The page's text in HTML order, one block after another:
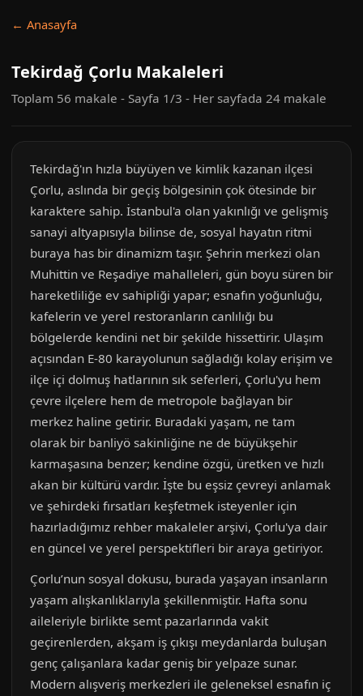
← Anasayfa
Tekirdağ Çorlu Makaleleri
Toplam 56 makale - Sayfa 1/3 - Her sayfada 24 makale
Tekirdağ'ın hızla büyüyen ve kimlik kazanan ilçesi
Çorlu, aslında bir geçiş bölgesinin çok ötesinde bir
karaktere sahip. İstanbul'a olan yakınlığı ve gelişmiş
sanayi altyapısıyla bilinse de, sosyal hayatın ritmi
buraya has bir dinamizm taşır. Şehrin merkezi olan
Muhittin ve Reşadiye mahalleleri, gün boyu süren bir
hareketliliğe ev sahipliği yapar; esnafın yoğunluğu,
kafelerin ve yerel restoranların canlılığı bu
bölgelerde kendini net bir şekilde hissettirir. Ulaşım
açısından E-80 karayolunun sağladığı kolay erişim ve
ilçe içi dolmuş hatlarının sık seferleri, Çorlu'yu hem
çevre ilçelere hem de metropole bağlayan bir
merkez haline getirir. Buradaki yaşam, ne tam
olarak bir banliyö sakinliğine ne de büyükşehir
karmaşasına benzer; kendine özgü, üretken ve hızlı
akan bir kültürü vardır. İşte bu eşsiz çevreyi anlamak
ve şehirdeki fırsatları keşfetmek isteyenler için
hazırladığımız rehber makaleler arşivi, Çorlu'ya dair
en güncel ve yerel perspektifleri bir araya getiriyor.
Çorlu’nun sosyal dokusu, burada yaşayan insanların
yaşam alışkanlıklarıyla şekillenmiştir. Hafta sonu
aileleriyle birlikte semt pazarlarında vakit
geçirenlerden, akşam iş çıkışı meydanlarda buluşan
genç çalışanlara kadar geniş bir yelpaze sunar.
Modern alışveriş merkezleri ile geleneksel esnafın iç